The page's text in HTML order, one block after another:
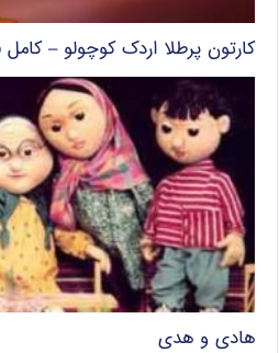
کارتون پرطلا اردک کوچولو –
هادی و هدی